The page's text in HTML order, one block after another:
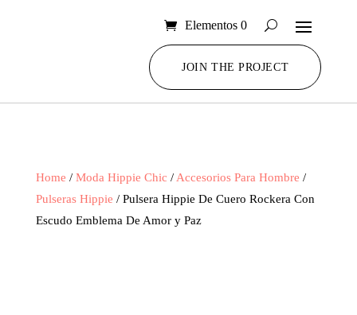
Elementos 0
JOIN THE PROJECT
Home / Moda Hippie Chic / Accesorios Para Hombre /
Pulseras Hippie / Pulsera Hippie De Cuero Rockera Con
Escudo Emblema De Amor y Paz